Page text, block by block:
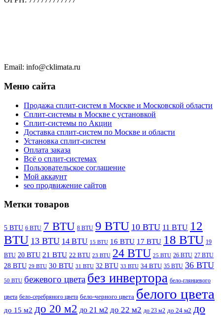
Email: info@cklimata.ru
Меню сайта
Продажа сплит-систем в Москве и Московской области
Сплит-системы в Москве с установкой
Сплит-системы по Акции
Доставка сплит-систем по Москве и области
Установка сплит-систем
Оплата заказа
Всё о сплит-системах
Пользовательское соглашение
Мой аккаунт
seo продвижение сайтов
Метки товаров
5 BTU 6 BTU 7 BTU 8 BTU 9 BTU 10 BTU 11 BTU 12
BTU 13 BTU 14 BTU 15 BTU 16 BTU 17 BTU 18 BTU 19
BTU 20 BTU 21 BTU 22 BTU 23 BTU 24 BTU 25 BTU 26 BTU 27 BTU
28 BTU 29 BTU 30 BTU 31 BTU 32 BTU 33 BTU 34 BTU 35 BTU 36 BTU
50 BTU бежевого цвета без инвертора бело-глянцевого
цвета бело-серебряного цвета бело-черного цвета белого цвета
до 15 м2 до 20 м2 до 21 м2 до 22 м2 до 23 м2 до 24 м2 до